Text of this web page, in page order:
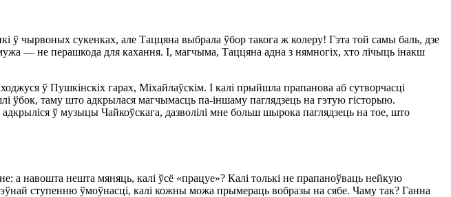
ў чырвоных сукенках, але Таццяна выбрала ўбор такога ж колеру! Гэта той самы баль, дзе
— не перашкода для кахання. І, магчыма, Таццяна адна з нямногіх, хто лічыць інакш
ў Пушкінскіх гарах, Міхайлаўскім. І калі прыйшла прапанова аб сутворчасці
ўбок, таму што адкрылася магчымасць па-іншаму паглядзець на гэтую гісторыю.
ў музыцы Чайкоўскага, дазволілі мне больш шырока паглядзець на тое, што
а навошта нешта мяняць, калі ўсё «працуе»? Калі толькі не прапаноўваць нейкую
ступенню ўмоўнасці, калі кожны можа прымераць вобразы на сябе. Чаму так? Ганна